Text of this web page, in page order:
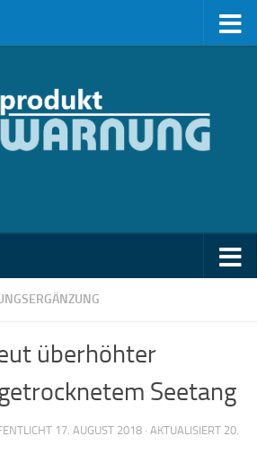
überhöhter
Seetang
17. AUGUST 2018 · AKTUALISIERT 20.